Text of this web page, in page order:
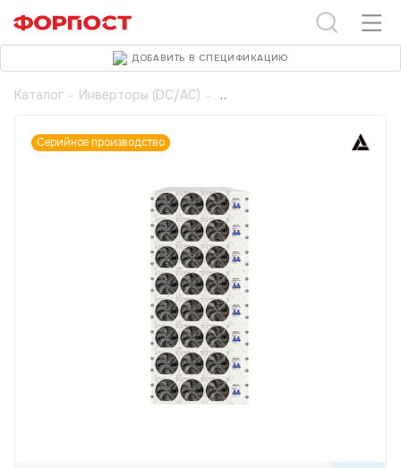
Каталог - Инверторы (DC/AC) -
Серийное производство
ДОБАВИТЬ В СПЕЦИФИКАЦИЮ